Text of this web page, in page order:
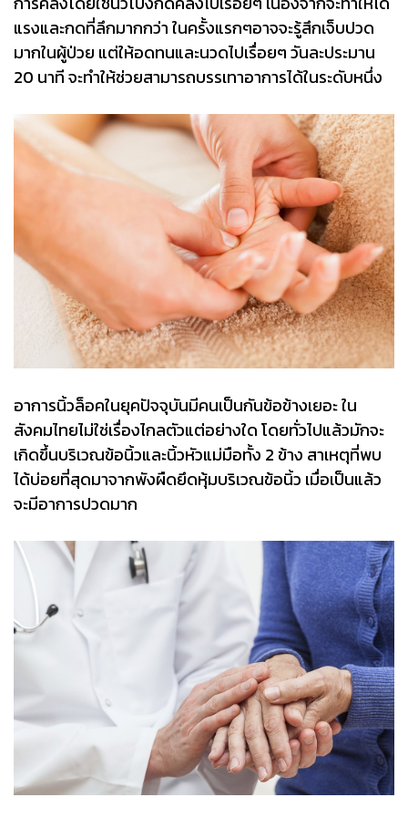
แรงและกดที่ลึกมากกว่า ในครั้งแรกๆอาจจะรู้สึกเจ็บปวด
มากในผู้ป่วย แต่ให้อดทนและนวดไปเรื่อยๆ วันละประมาน
20 นาที จะทำให้ช่วยสามารถบรรเทาอาการได้ในระดับหนึ่ง
อาการนิ้วล็อคในยุคปัจจุบันมีคนเป็นกันข้อข้างเยอะ ใน
สังคมไทยไม่ใช่เรื่องไกลตัวแต่อย่างใด โดยทั่วไปแล้วมักจะ
เกิดขึ้นบริเวณข้อนิ้วและนิ้วหัวแม่มือทั้ง 2 ข้าง สาเหตุที่พบ
ได้บ่อยที่สุดมาจากพังผืดยึดหุ้มบริเวณข้อนิ้ว เมื่อเป็นแล้ว
จะมีอาการปวดมาก